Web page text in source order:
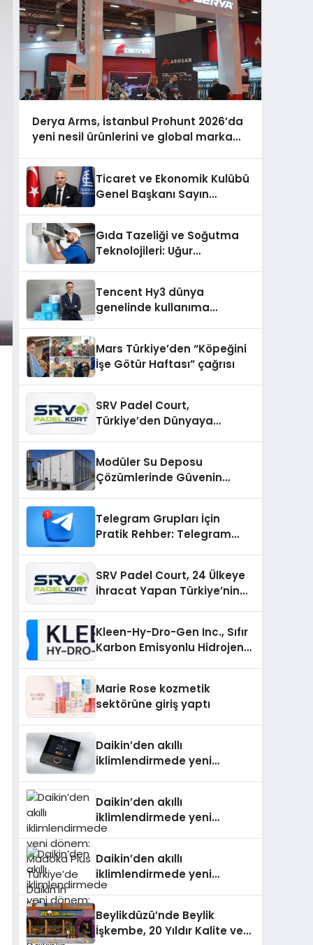
Derya Arms, İstanbul Prohunt 2026’da
yeni nesil ürünlerini ve global marka
Ticaret ve Ekonomik Kulübü
Genel Başkanı Sayın
şunları kaydetti:
Gıda Tazeliği ve Soğutma
Teknolojileri: Uğur
Tencent Hy3 dünya
genelinde kullanıma
Mars Türkiye’den “Köpeğini
İşe Götür Haftası” çağrısı
SRV Padel Court,
Türkiye’den Dünyaya
Modüler Su Deposu
Çözümlerinde Güvenin
Telegram Grupları İçin
Pratik Rehber: Telegram
SRV Padel Court, 24 Ülkeye
İhracat Yapan Türkiye’nin
Kleen-Hy-Dro-Gen Inc., Sıfır
Karbon Emisyonlu Hidrojen
Aldı
Marie Rose kozmetik
sektörüne giriş yaptı
Daikin’den akıllı
iklimlendirmede yeni
Daikin’den akıllı
iklimlendirmede yeni
dönem: Madoka Plus
dostu tasarımıyla öne çıkan
Madoka ailesinin yeni nesil
teknolojilerle donatılmış son
modeli VRV kontrol ünitesi
Madoka Plus Türkiye’de
satışa sunuldu. Tam
Daikin’den akıllı
iklimlendirmede yeni
dönem: Madoka Plus
dostu tasarımıyla öne çıkan
Madoka ailesinin yeni nesil
Beylikdüzü’nde Beylik
İşkembe, 20 Yıldır Kalite ve